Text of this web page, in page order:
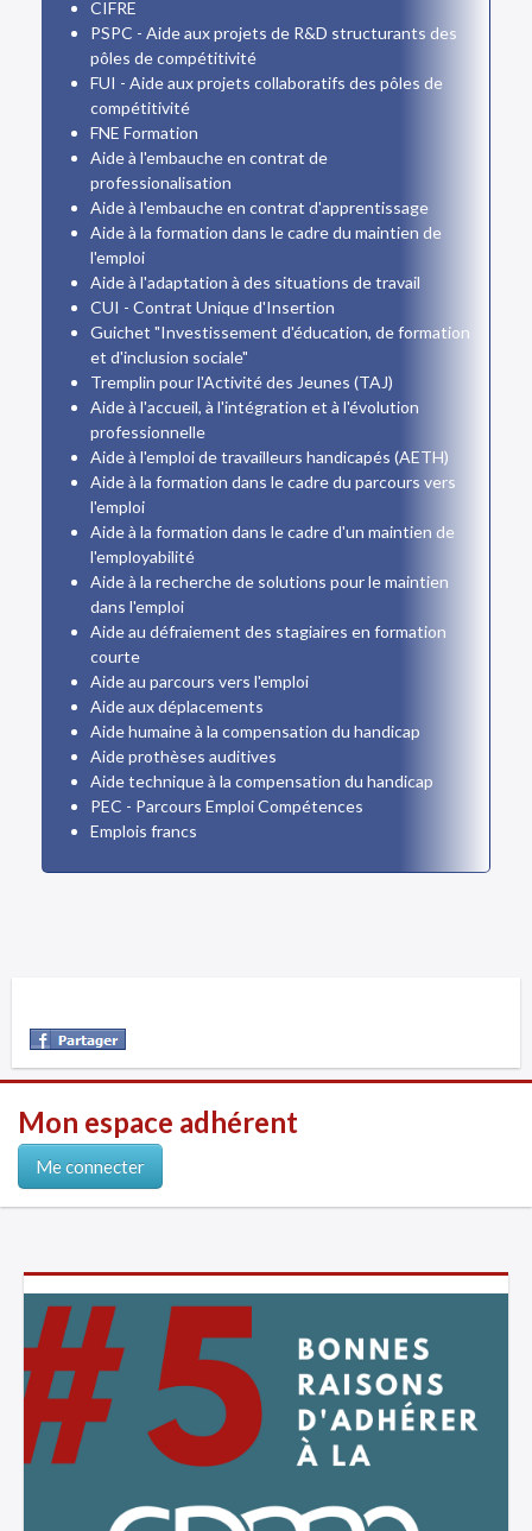
CIFRE
PSPC - Aide aux projets de R&D structurants des
pôles de compétitivité
FUI - Aide aux projets collaboratifs des pôles de
compétitivité
FNE Formation
Aide à l'embauche en contrat de
professionalisation
Aide à l'embauche en contrat d'apprentissage
Aide à la formation dans le cadre du maintien de
l'emploi
Aide à l'adaptation à des situations de travail
CUI - Contrat Unique d'Insertion
Guichet "Investissement d'éducation, de formation
et d'inclusion sociale"
Tremplin pour l'Activité des Jeunes (TAJ)
Aide à l'accueil, à l'intégration et à l'évolution
professionnelle
Aide à l'emploi de travailleurs handicapés (AETH)
Aide à la formation dans le cadre du parcours vers
l'emploi
Aide à la formation dans le cadre d'un maintien de
l'employabilité
Aide à la recherche de solutions pour le maintien
dans l'emploi
Aide au défraiement des stagiaires en formation
courte
Aide au parcours vers l'emploi
Aide aux déplacements
Aide humaine à la compensation du handicap
Aide prothèses auditives
Aide technique à la compensation du handicap
PEC - Parcours Emploi Compétences
Emplois francs
Mon espace adhérent
Me connecter